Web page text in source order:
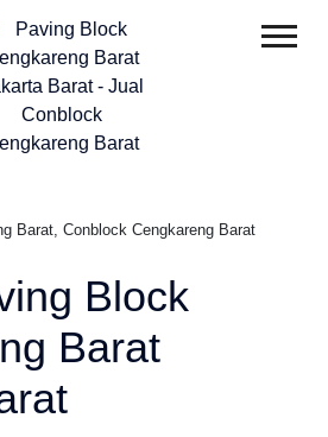
Barat, Conblock Cengkareng Barat
Block
Barat